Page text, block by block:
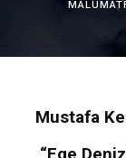
Mustafa